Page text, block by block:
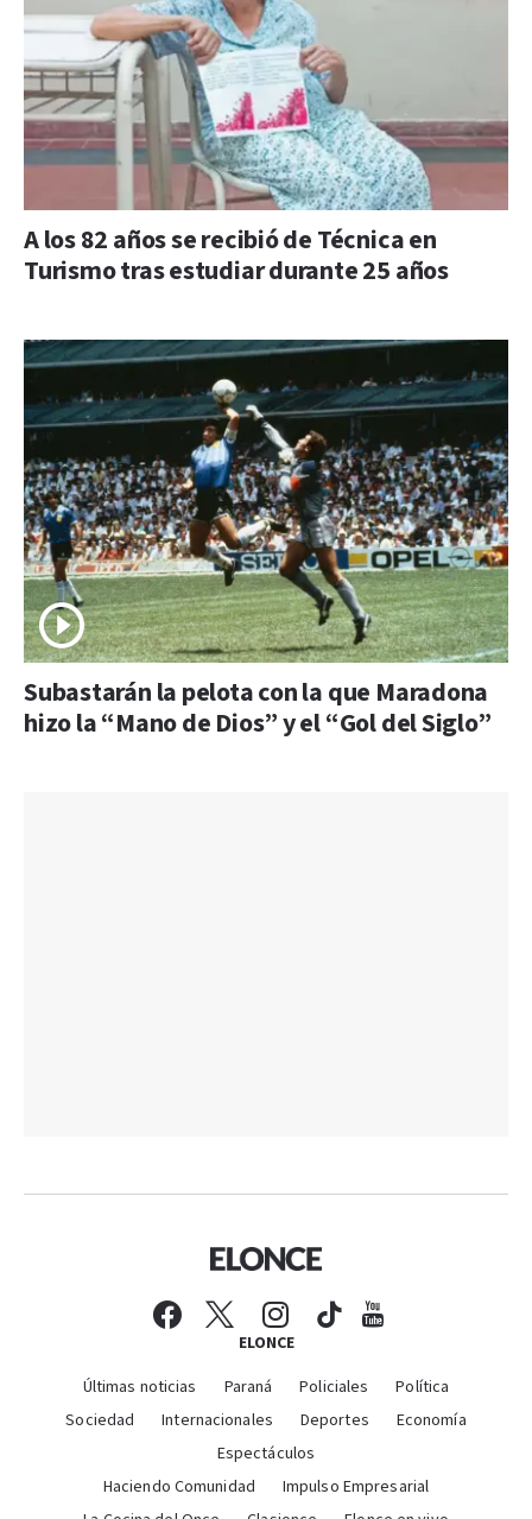
A los 82 años se recibió de Técnica en
Turismo tras estudiar durante 25 años
Subastarán la pelota con la que Maradona
hizo la “Mano de Dios” y el “Gol del Siglo”
ELONCE
Últimas noticias Paraná Policiales
Política
Sociedad
Internacionales Deportes
Economía
Espectáculos
Haciendo Comunidad
Impulso Empresarial